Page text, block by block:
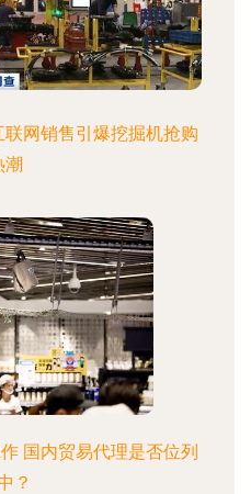
网销售引爆挖掘机抢购
潮
国内贸易代理是否位列
？